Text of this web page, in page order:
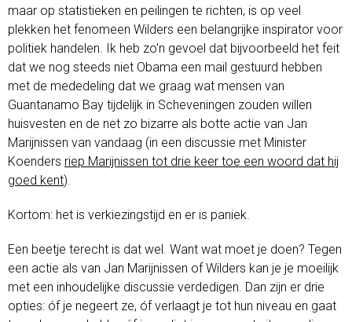
maar op statistieken en peilingen te richten, is op veel
plekken het fenomeen Wilders een belangrijke inspirator voor
politiek handelen. Ik heb zo’n gevoel dat bijvoorbeeld het feit
dat we nog steeds niet Obama een mail gestuurd hebben
met de mededeling dat we graag wat mensen van
Guantanamo Bay tijdelijk in Scheveningen zouden willen
huisvesten en de net zo bizarre als botte actie van Jan
Marijnissen van vandaag (in een discussie met Minister
Koenders riep Marijnissen tot drie keer toe een woord dat hij
goed kent).
Kortom: het is verkiezingstijd en er is paniek.
Een beetje terecht is dat wel. Want wat moet je doen? Tegen
een actie als van Jan Marijnissen of Wilders kan je je moeilijk
met een inhoudelijke discussie verdedigen. Dan zijn er drie
opties: óf je negeert ze, óf verlaagt je tot hun niveau en gaat